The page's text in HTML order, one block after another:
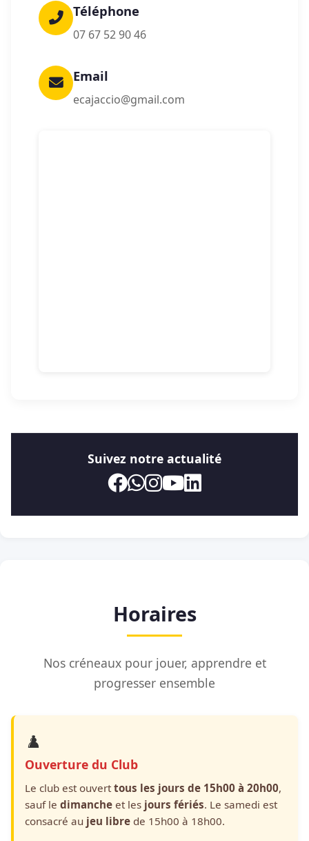
Téléphone
07 67 52 90 46
Email
ecajaccio@gmail.com
Suivez notre actualité
Horaires
Nos créneaux pour jouer, apprendre et
progresser ensemble
♟️
Ouverture du Club
Le club est ouvert tous les jours de 15h00 à 20h00,
sauf le dimanche et les jours fériés. Le samedi est
consacré au jeu libre de 15h00 à 18h00.